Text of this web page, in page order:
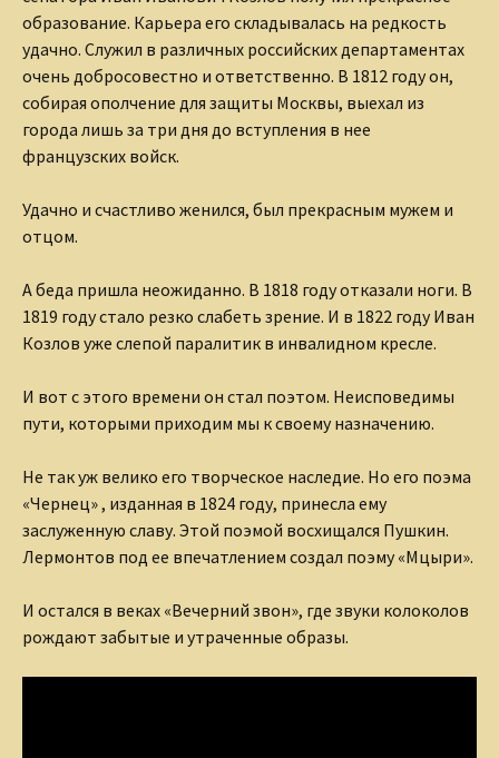
образование. Карьера его складывалась на редкость
удачно. Служил в различных российских департаментах
очень добросовестно и ответственно. В 1812 году он,
собирая ополчение для защиты Москвы, выехал из
города лишь за три дня до вступления в нее
французских войск.
Удачно и счастливо женился, был прекрасным мужем и
отцом.
А беда пришла неожиданно. В 1818 году отказали ноги. В
1819 году стало резко слабеть зрение. И в 1822 году Иван
Козлов уже слепой паралитик в инвалидном кресле.
И вот с этого времени он стал поэтом. Неисповедимы
пути, которыми приходим мы к своему назначению.
Не так уж велико его творческое наследие. Но его поэма
«Чернец» , изданная в 1824 году, принесла ему
заслуженную славу. Этой поэмой восхищался Пушкин.
Лермонтов под ее впечатлением создал поэму «Мцыри».
И остался в веках «Вечерний звон», где звуки колоколов
рождают забытые и утраченные образы.